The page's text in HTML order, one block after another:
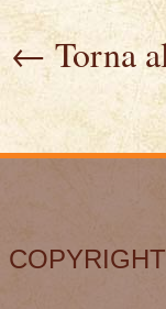
← Torna